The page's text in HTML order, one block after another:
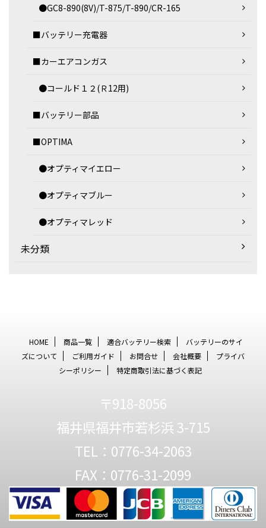
●GC8-890(8V)/T-875/T-890/CR-165
■バッテリー充電器
■カーエアコンガス
●コールド１２(Ｒ12用)
■バッテリー部品
■OPTIMA
●オプティマイエロー
●オプティマブルー
●オプティマレッド
未分類
HOME 商品一覧 適合バッテリー検索
バッテリーのサイ
ズについて
ご利用ガイド お問合せ 会社概要
プライバ
シーポリシー
特定商取引法に基づく表記
〒918-8056
福井県福井市若杉浜 3-715
TEL：0776-34-2063
FAX：0776-31-2099